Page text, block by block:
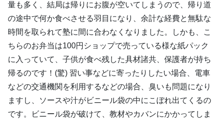
量も多く、結局は帰りにお腹が空いてしまうので、帰り道
の途中で何か食べさせる羽目になり、余計な経費と無駄な
時間を取られて塾に間に合わなくなりました。しかも、こ
ちらのお弁当は100円ショップで売っている様な紙パック
に入っていて、子供が食べ残した具材諸共、保護者が持ち
帰るのです！(驚) 習い事などに寄ったりしたい場合、電車
などの交通機関を利用するなどの場合、臭いも問題になり
ますし、ソースや汁がビニール袋の中にこぼれ出てくるの
です。ビニール袋が破けて、教材やカバンにかかってしま